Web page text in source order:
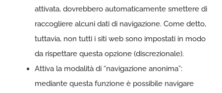
attivata, dovrebbero automaticamente smettere di
raccogliere alcuni dati di navigazione. Come detto,
tuttavia, non tutti i siti web sono impostati in modo
da rispettare questa opzione (discrezionale).
Attiva la modalità di “navigazione anonima”:
mediante questa funzione è possibile navigare